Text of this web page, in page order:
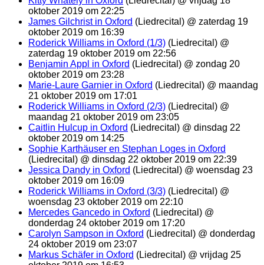
oktober 2019 om 22:25
James Gilchrist in Oxford (Liedrecital) @ zaterdag 19
oktober 2019 om 16:39
Roderick Williams in Oxford (1/3) (Liedrecital) @
zaterdag 19 oktober 2019 om 22:56
Benjamin Appl in Oxford (Liedrecital) @ zondag 20
oktober 2019 om 23:28
Marie-Laure Garnier in Oxford (Liedrecital) @ maandag
21 oktober 2019 om 17:01
Roderick Williams in Oxford (2/3) (Liedrecital) @
maandag 21 oktober 2019 om 23:05
Caitlin Hulcup in Oxford (Liedrecital) @ dinsdag 22
oktober 2019 om 14:25
Sophie Karthäuser en Stephan Loges in Oxford
(Liedrecital) @ dinsdag 22 oktober 2019 om 22:39
Jessica Dandy in Oxford (Liedrecital) @ woensdag 23
oktober 2019 om 16:09
Roderick Williams in Oxford (3/3) (Liedrecital) @
woensdag 23 oktober 2019 om 22:10
Mercedes Gancedo in Oxford (Liedrecital) @
donderdag 24 oktober 2019 om 17:20
Carolyn Sampson in Oxford (Liedrecital) @ donderdag
24 oktober 2019 om 23:07
Markus Schäfer in Oxford (Liedrecital) @ vrijdag 25